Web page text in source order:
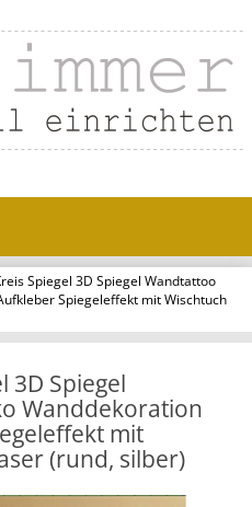
Spiegel 3D Spiegel Wandtattoo
Spiegeleffekt mit Wischtuch
3D Spiegel
Wanddekoration
mit
(rund, silber)